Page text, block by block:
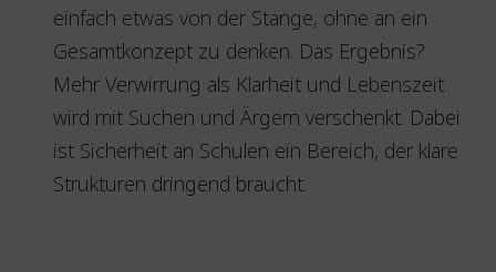
einfach etwas von der Stange, ohne an ein
Gesamtkonzept zu denken. Das Ergebnis?
Mehr Verwirrung als Klarheit und Lebenszeit
wird mit Suchen und Ärgern verschenkt. Dabei
ist Sicherheit an Schulen ein Bereich, der klare
Strukturen dringend braucht.